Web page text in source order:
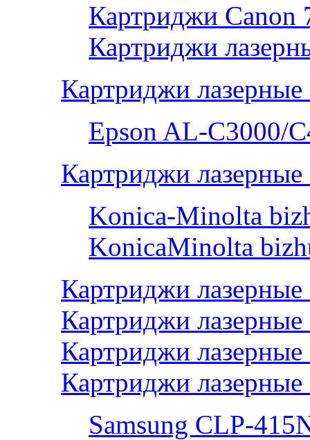
Картриджи Canon
Картриджи
Картриджи лазерные
Epson AL-С3000/
Картриджи
Konica-Minolta
KonicaMinolta
Картриджи
Картриджи лазерные
Картриджи лазерные
Картриджи лазерные
Samsung CLP-